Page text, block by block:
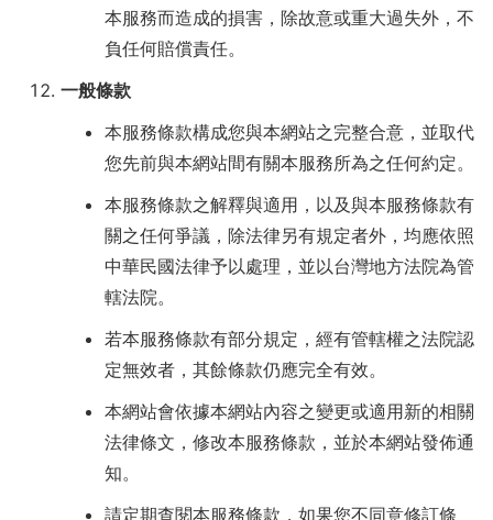
本服務而造成的損害，除故意或重大過失外，不
負任何賠償責任。
一般條款
本服務條款構成您與本網站之完整合意，並取代
您先前與本網站間有關本服務所為之任何約定。
本服務條款之解釋與適用，以及與本服務條款有
關之任何爭議，除法律另有規定者外，均應依照
中華民國法律予以處理，並以台灣地方法院為管
轄法院。
若本服務條款有部分規定，經有管轄權之法院認
定無效者，其餘條款仍應完全有效。
本網站會依據本網站內容之變更或適用新的相關
法律條文，修改本服務條款，並於本網站發佈通
知。
請定期查閱本服務條款，如果您不同意修訂條